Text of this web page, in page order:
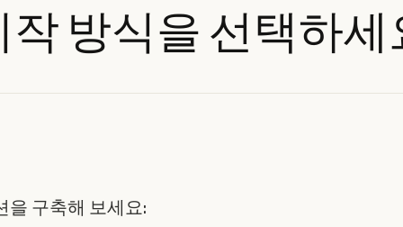
작 방식을 선택하세
을 구축해 보세요: